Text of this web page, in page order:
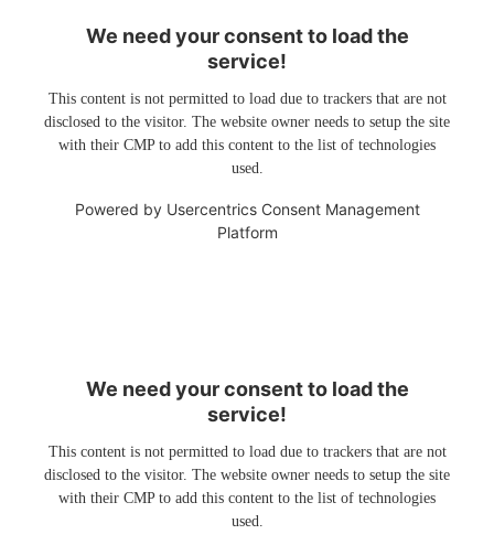
We need your consent to load the
service!
This content is not permitted to load due to trackers that are not
disclosed to the visitor. The website owner needs to setup the site
with their CMP to add this content to the list of technologies
used.
Powered by Usercentrics Consent Management
Platform
We need your consent to load the
service!
This content is not permitted to load due to trackers that are not
disclosed to the visitor. The website owner needs to setup the site
with their CMP to add this content to the list of technologies
used.